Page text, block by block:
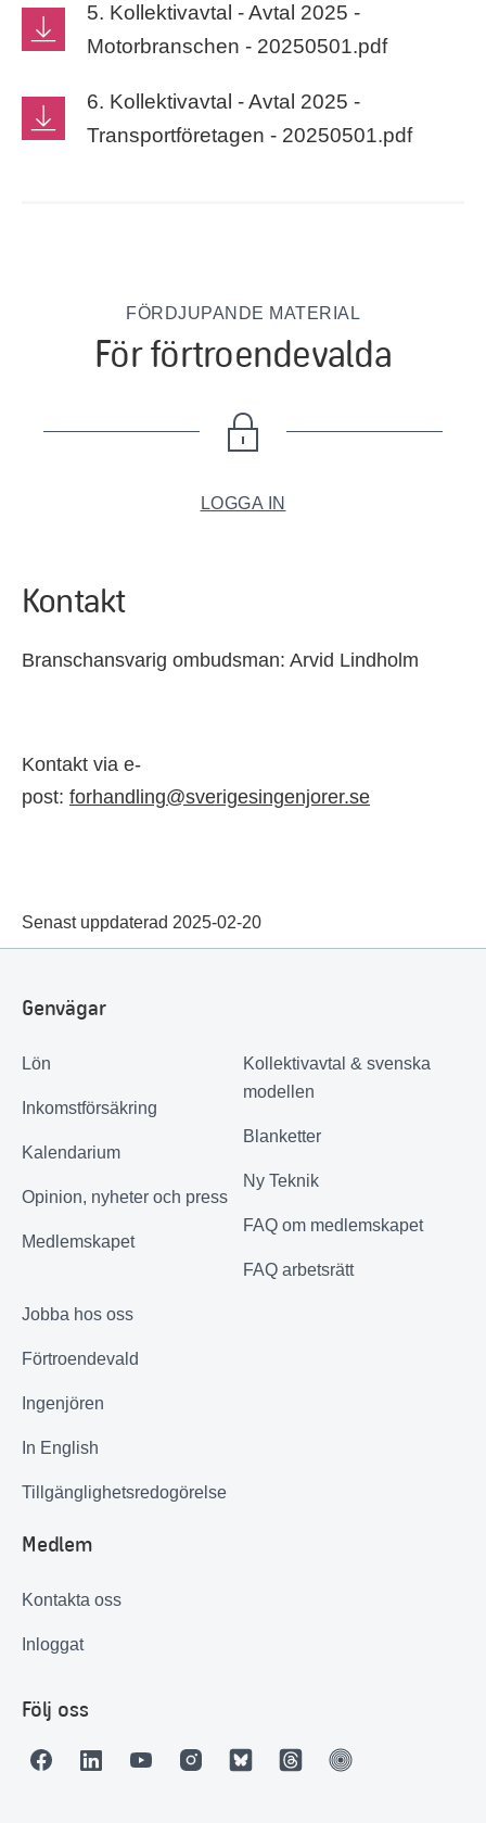
5. Kollektivavtal - Avtal 2025 -
Motorbranschen - 20250501.pdf
6. Kollektivavtal - Avtal 2025 -
Transportföretagen - 20250501.pdf
FÖRDJUPANDE MATERIAL
För förtroendevalda
LOGGA IN
Kontakt
Branschansvarig ombudsman: Arvid Lindholm
Kontakt via e-
post: forhandling@sverigesingenjorer.se
Senast uppdaterad 2025-02-20
Genvägar
Lön
Inkomstförsäkring
Kalendarium
Opinion, nyheter och press
Medlemskapet
Kollektivavtal & svenska
modellen
Blanketter
Ny Teknik
FAQ om medlemskapet
FAQ arbetsrätt
Jobba hos oss
Förtroendevald
Ingenjören
In English
Tillgänglighetsredogörelse
Medlem
Kontakta oss
Inloggat
Följ oss